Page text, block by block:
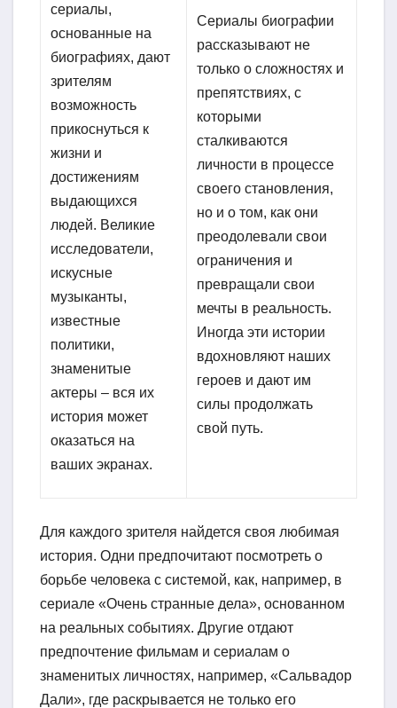
сериалы,
основанные на
биографиях, дают
зрителям
возможность
прикоснуться к
жизни и
достижениям
выдающихся
людей. Великие
исследователи,
искусные
музыканты,
известные
политики,
знаменитые
актеры – вся их
история может
оказаться на
ваших экранах.
Сериалы биографии
рассказывают не
только о сложностях и
препятствиях, с
которыми
сталкиваются
личности в процессе
своего становления,
но и о том, как они
преодолевали свои
ограничения и
превращали свои
мечты в реальность.
Иногда эти истории
вдохновляют наших
героев и дают им
силы продолжать
свой путь.
Для каждого зрителя найдется своя любимая
история. Одни предпочитают посмотреть о
борьбе человека с системой, как, например, в
сериале «Очень странные дела», основанном
на реальных событиях. Другие отдают
предпочтение фильмам и сериалам о
знаменитых личностях, например, «Сальвадор
Дали», где раскрывается не только его